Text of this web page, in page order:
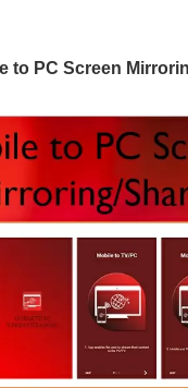
to PC Screen